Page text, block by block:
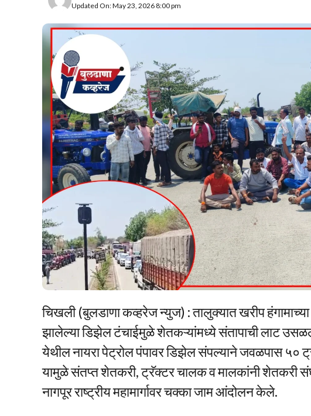
Updated On: May 23, 2026 8:00 pm
चिखली (बुलडाणा कव्हरेज न्युज) : तालुक्यात खरीप हंगामाच्या
झालेल्या डिझेल टंचाईमुळे शेतकऱ्यांमध्ये संतापाची लाट
येथील नायरा पेट्रोल पंपावर डिझेल संपल्याने जवळपास ५०
यामुळे संतप्त शेतकरी, ट्रॅक्टर चालक व मालकांनी शेतकरी
नागपूर राष्ट्रीय महामार्गावर चक्का जाम आंदोलन केले.